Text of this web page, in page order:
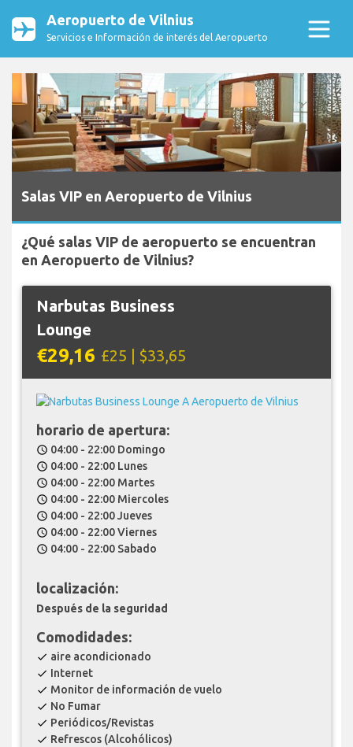
Aeropuerto de Vilnius
Servicios e Información de interés del Aeropuerto
Salas VIP en Aeropuerto de Vilnius
¿Qué salas VIP de aeropuerto se encuentran
en Aeropuerto de Vilnius?
Narbutas Business
Lounge
€29,16 £25 | $33,65
horario de apertura:
schedule 04:00 - 22:00 Domingo
schedule 04:00 - 22:00 Lunes
schedule 04:00 - 22:00 Martes
schedule 04:00 - 22:00 Miercoles
schedule 04:00 - 22:00 Jueves
schedule 04:00 - 22:00 Viernes
schedule 04:00 - 22:00 Sabado
localización:
Después de la seguridad
Comodidades:
check aire acondicionado
check Internet
check Monitor de información de vuelo
check No Fumar
check Periódicos/Revistas
check Refrescos (Alcohólicos)